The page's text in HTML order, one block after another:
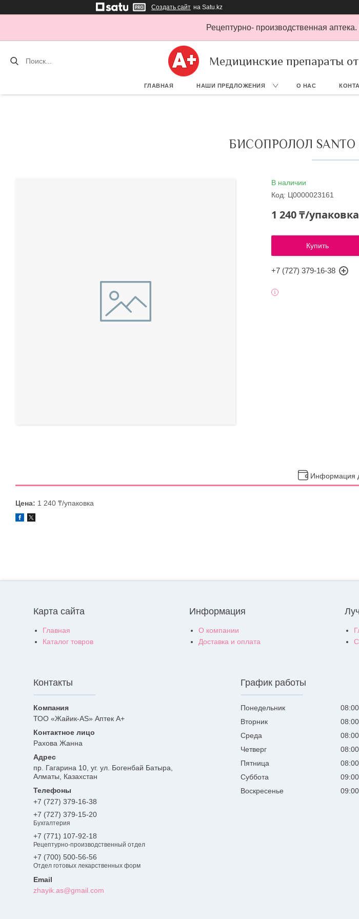
Создать сайт на Satu.kz
Рецептурно- производственная
Медицинские препараты
ГЛАВНАЯ НАШИ ПРЕДЛОЖЕНИЯ О НАС
БИСОПРОЛОЛ
В наличии
Код: Ц0000023161
1 240 ₸/упаковка
Купить
+7 (727) 379-16-38
Информация
Цена: 1 240 ₸/упаковка
Карта сайта
Главная
Каталог товров
Информация
О компании
Доставка и оплата
Контакты
ТОО «Жайик-AS» Аптек А+
Рахова Жанна
пр. Гагарина 10, уг. ул. Богенбай Батыра,
Алматы, Казахстан
+7 (727) 379-16-38
+7 (727) 379-15-20
Бухгалтерия
+7 (771) 107-92-18
Рецептурно-производственный отдел
+7 (700) 500-56-56
Отдел готовых лекарственных форм
zhayik.as@gmail.com
График работы
Понедельник 08:00
Вторник
08:00
Среда
08:00
Четверг
08:00
Пятница
08:00
Суббота
09:00
Воскресенье
09:00